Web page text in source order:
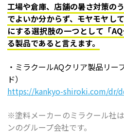
工場や倉庫、店舗の暑さ対策の
でよいか分からず、モヤモヤし
にする選択肢の一つとして「
る製品であると言えます。
・ミラクールAQクリア製品リー
ド）
https://kankyo-shiroki.com/dr/
※塗料メーカーのミラクール社
ンのグループ会社です。